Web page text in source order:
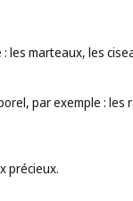
marteaux, les
par exemple : les
précieux.